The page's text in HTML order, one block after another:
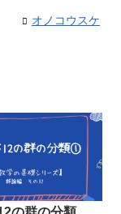
オノコウスケ